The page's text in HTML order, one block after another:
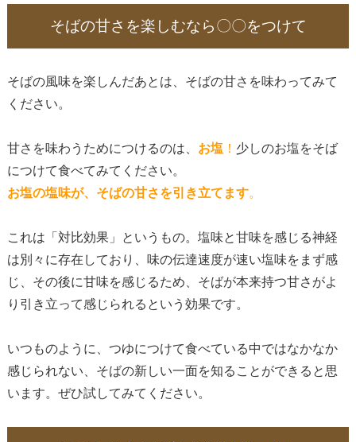
そばの甘さを楽しむなら〇〇をつけて
そばの風味を楽しんだあとは、そばの甘さを味わってみて
ください。
甘さを味わうためにつけるのは、 お塩 ！ 少しのお塩をそば
につけて食べてみてください。
お塩の塩味が、そばの甘さを引き立てます。
これは「対比効果」というもの。塩味と甘味を感じる神経
は別々に存在しており、味の伝達速度が速い塩味をまず感
じ、その後に甘味を感じるため、そばが本来持つ甘さがよ
り引き立って感じられるという効果です。
いつものように、つゆにつけて食べている中ではなかなか
感じられない、そばの新しい一面を知ることができると思
います。ぜひ試してみてください。